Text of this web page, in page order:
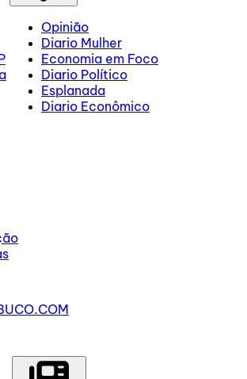
Opinião
Diario Mulher
Economia em Foco
Diario Político
Esplanada
Diario Econômico